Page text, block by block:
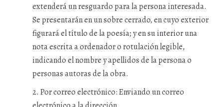
extenderá un resguardo para la persona interesada.
Se presentarán en un sobre cerrado, en cuyo exterior
figurará el título de la poesía; y en su interior una
nota escrita a ordenador o rotulación legible,
indicando el nombre y apellidos de la persona o
personas autoras de la obra.
2. Por correo electrónico: Enviando un correo